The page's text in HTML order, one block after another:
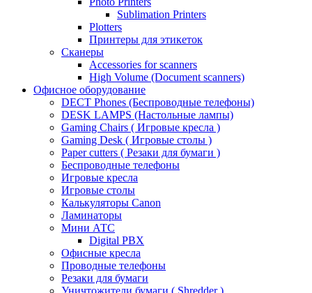
Sublimation Printers
Plotters
Принтеры для этикеток
Сканеры
Accessories for scanners
High Volume (Document scanners)
Офисное оборудование
DECT Phones (Беспроводные телефоны)
DESK LAMPS (Настольные лампы)
Gaming Chairs ( Игровые кресла )
Gaming Desk ( Игровые столы )
Paper cutters ( Резаки для бумаги )
Беспроводные телефоны
Игровые кресла
Игровые столы
Калькуляторы Canon
Ламинаторы
Мини АТС
Digital PBX
Офисные кресла
Проводные телефоны
Резаки для бумаги
Уничтожители бумаги ( Shredder )